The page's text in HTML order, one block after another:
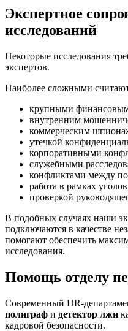
Экспертное
исследований
Некоторые исследования
экспертов.
Наиболее сложными
крупными
внутренним
коммерческим
утечкой
корпоративными
служебными
конфликтами между
работа в рамках
проверкой
В подобных случаях наши
подключаются в качестве
помогают обеспечить
исследования.
Помощь отделу
Современный HR-
полиграф и детектор лжи
кадровой безопасности.